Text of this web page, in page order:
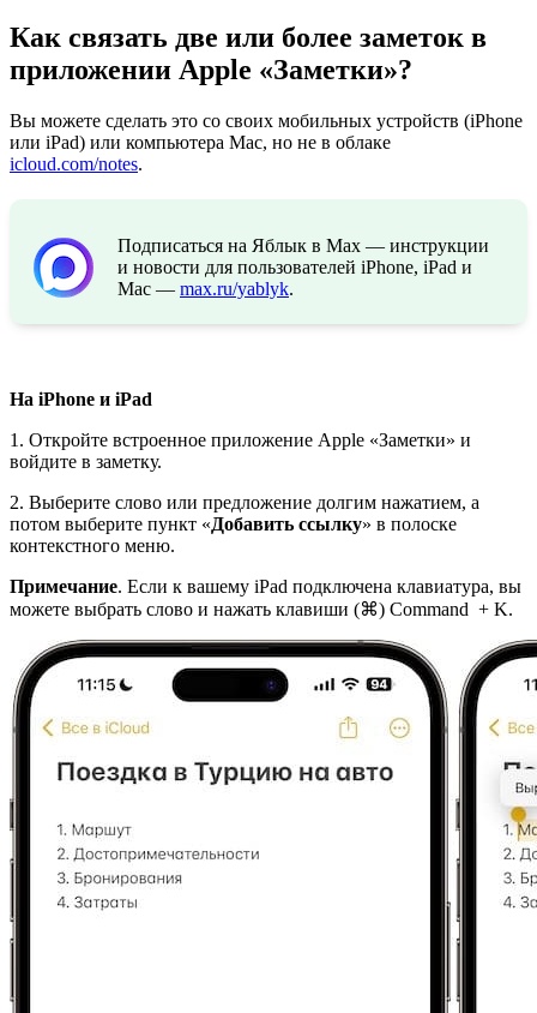
Как связать две или более заметок в
приложении Apple «Заметки»?
Вы можете сделать это со своих мобильных устройств (iPhone
или iPad) или компьютера Mac, но не в облаке
icloud.com/notes.
Подписаться на Яблык в Max — инструкции
и новости для пользователей iPhone, iPad и
Mac — max.ru/yablyk.
На iPhone и iPad
1. Откройте встроенное приложение Apple «Заметки» и
войдите в заметку.
2. Выберите слово или предложение долгим нажатием, а
потом выберите пункт «Добавить ссылку» в полоске
контекстного меню.
Примечание. Если к вашему iPad подключена клавиатура, вы
можете выбрать слово и нажать клавиши (⌘) Command + K.